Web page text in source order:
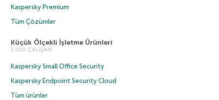
Kaspersky Premium
Tüm Çözümler
Küçük Ölçekli İşletme Ürünleri
1-100 ÇALIŞAN
Kaspersky Small Office Security
Kaspersky Endpoint Security Cloud
Tüm ürünler